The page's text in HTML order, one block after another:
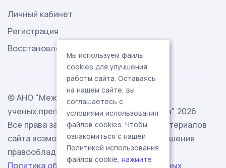
Личный кабинет
Регистрация
Восстановление пароля
© АНО "Международная ассоциация
ученых,преподавателей и специалистов" 2026
Все права защищены. Использование материалов
сайта возможно исключительно с разрешения
правообладателя.
Политика обработки персональных данных
Мы используем файлы
cookies для улучшения
работы сайта. Оставаясь
на нашем сайте, вы
соглашаетесь с
условиями использования
файлов cookies. Чтобы
ознакомиться с нашей
Политикой использования
файлов cookie, нажмите